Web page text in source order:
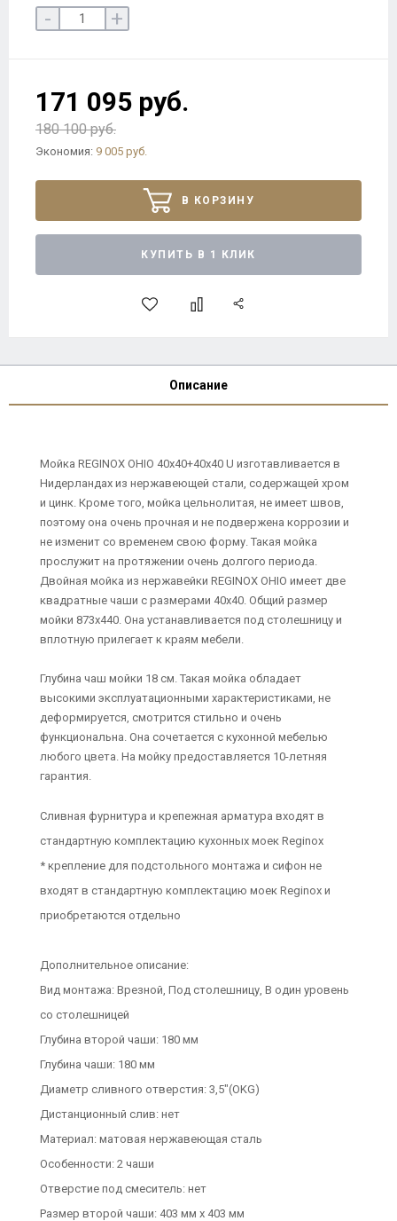
- +
171 095 руб.
180 100 руб.
Экономия: 9 005 руб.
В КОРЗИНУ
КУПИТЬ В 1 КЛИК
Описание
Мойка REGINOX OHIO 40x40+40x40 U изготавливается в
Нидерландах из нержавеющей стали, содержащей хром
и цинк. Кроме того, мойка цельнолитая, не имеет швов,
поэтому она очень прочная и не подвержена коррозии и
не изменит со временем свою форму. Такая мойка
прослужит на протяжении очень долгого периода.
Двойная мойка из нержавейки REGINOX OHIO имеет две
квадратные чаши с размерами 40x40. Общий размер
мойки 873x440. Она устанавливается под столешницу и
вплотную прилегает к краям мебели.
Глубина чаш мойки 18 см. Такая мойка обладает
высокими эксплуатационными характеристиками, не
деформируется, смотрится стильно и очень
функциональна. Она сочетается с кухонной мебелью
любого цвета. На мойку предоставляется 10-летняя
гарантия.
Сливная фурнитура и крепежная арматура входят в
стандартную комплектацию кухонных моек Reginox
* крепление для подстольного монтажа и сифон не
входят в стандартную комплектацию моек Reginox и
приобретаются отдельно
Дополнительное описание:
Вид монтажа: Врезной, Под столешницу, В один уровень
со столешницей
Глубина второй чаши: 180 мм
Глубина чаши: 180 мм
Диаметр сливного отверстия: 3,5"(OKG)
Дистанционный слив: нет
Материал: матовая нержавеющая сталь
Особенности: 2 чаши
Отверстие под смеситель: нет
Размер второй чаши: 403 мм х 403 мм